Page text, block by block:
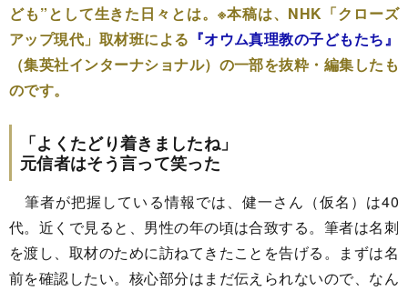
ども”として生きた日々とは。※本稿は、NHK「クローズ
アップ現代」取材班による 『オウム真理教の子どもたち』
（集英社インターナショナル）の一部を抜粋・編集したも
のです。
「よくたどり着きましたね」
元信者はそう言って笑った
筆者が把握している情報では、健一さん（仮名）は40
代。近くで見ると、男性の年の頃は合致する。筆者は名刺
を渡し、取材のために訪ねてきたことを告げる。まずは名
前を確認したい。核心部分はまだ伝えられないので、なん